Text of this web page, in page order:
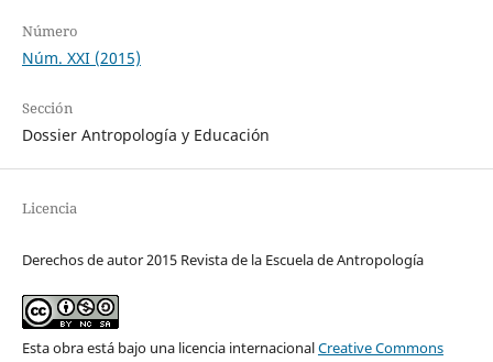
Número
Núm. XXI (2015)
Sección
Dossier Antropología y Educación
Licencia
Derechos de autor 2015 Revista de la Escuela de Antropología
Esta obra está bajo una licencia internacionalCreative Commons